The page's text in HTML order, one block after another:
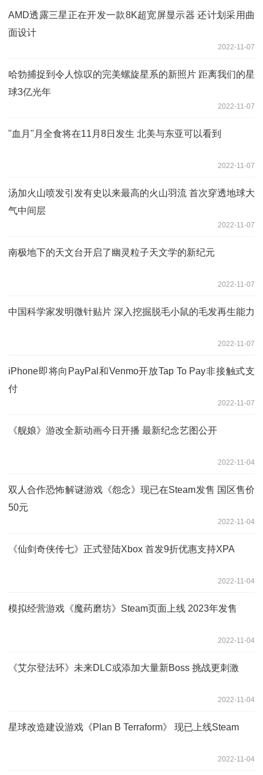
AMD透露三星正在开发一款8K超宽屏显示器 还计划采用曲
面设计
2022-11-07
哈勃捕捉到令人惊叹的完美螺旋星系的新照片 距离我们的星
球3亿光年
2022-11-07
"血月"月全食将在11月8日发生 北美与东亚可以看到
2022-11-07
汤加火山喷发引发有史以来最高的火山羽流 首次穿透地球大
气中间层
2022-11-07
南极地下的天文台开启了幽灵粒子天文学的新纪元
2022-11-07
中国科学家发明微针贴片 深入挖掘脱毛小鼠的毛发再生能力
2022-11-07
iPhone即将向PayPal和Venmo开放Tap To Pay非接触式支
付
2022-11-07
《舰娘》游改全新动画今日开播 最新纪念艺图公开
2022-11-04
双人合作恐怖解谜游戏《怨念》现已在Steam发售 国区售价
50元
2022-11-04
《仙剑奇侠传七》正式登陆Xbox 首发9折优惠支持XPA
2022-11-04
模拟经营游戏《魔药磨坊》Steam页面上线 2023年发售
2022-11-04
《艾尔登法环》未来DLC或添加大量新Boss 挑战更刺激
2022-11-04
星球改造建设游戏《Plan B Terraform》 现已上线Steam
2022-11-04